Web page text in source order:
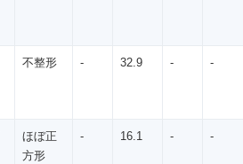
不整形 - 32.9 - -
ほぼ正
方形
- 16.1 - -